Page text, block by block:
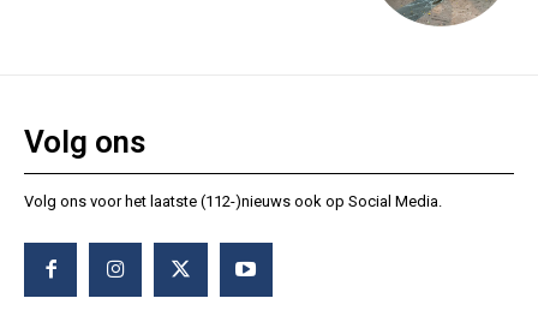
Volg ons
Volg ons voor het laatste (112-)nieuws ook op Social Media.